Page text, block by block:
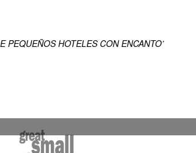
PEQUEÑOS HOTELES CON ENCANTO’